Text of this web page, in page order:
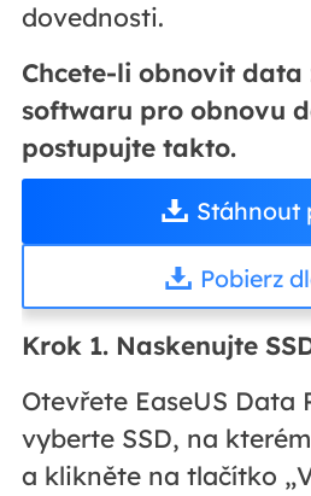
dovednosti.
Chcete-li obnovit data
softwaru pro obnovu
postupujte takto.
Stáhnout
Pobierz
Krok 1. Naskenujte
Otevřete EaseUS Data
vyberte SSD, na
a klikněte na tlačítko